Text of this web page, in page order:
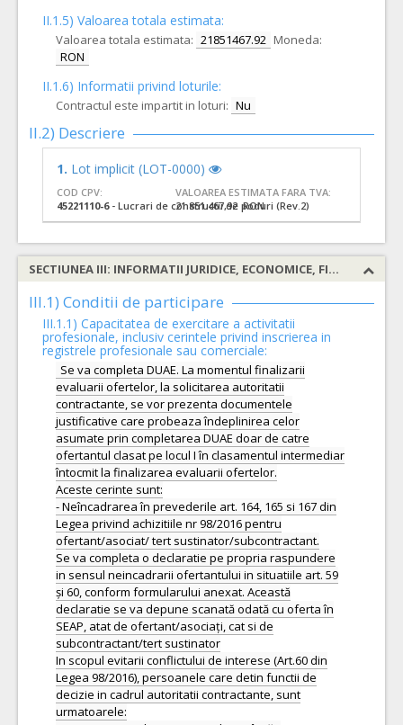
II.1.5) Valoarea totala estimata:
Valoarea totala estimata: 21851467.92 Moneda:
RON
II.1.6) Informatii privind loturile:
Contractul este impartit in loturi: Nu
II.2) Descriere
1. Lot implicit (LOT-0000)
COD CPV:
45221110-6- Lucrari de constructii de poduri (Rev.2)
VALOAREA ESTIMATA FARA TVA:
21.851.467,92 RON
SECTIUNEA III: INFORMATII JURIDICE, ECONOMICE, FINANCIARE SI TEHNICE
III.1) Conditii de participare
III.1.1) Capacitatea de exercitare a activitatii
profesionale, inclusiv cerintele privind inscrierea in
registrele profesionale sau comerciale:
Se va completa DUAE. La momentul finalizarii
evaluarii ofertelor, la solicitarea autoritatii
contractante, se vor prezenta documentele
justificative care probeaza îndeplinirea celor
asumate prin completarea DUAE doar de catre
ofertantul clasat pe locul I în clasamentul intermediar
întocmit la finalizarea evaluarii ofertelor.
Aceste cerinte sunt:
- Neîncadrarea în prevederile art. 164, 165 si 167 din
Legea privind achizitiile nr 98/2016 pentru
ofertant/asociat/ tert sustinator/subcontractant.
Se va completa o declaratie pe propria raspundere
in sensul neincadrarii ofertantului in situatiile art. 59
și 60, conform formularului anexat. Această
declaratie se va depune scanată odată cu oferta în
SEAP, atat de ofertant/asociați, cat si de
subcontractant/tert sustinator
In scopul evitarii conflictului de interese (Art.60 din
Legea 98/2016), persoanele care detin functii de
decizie in cadrul autoritatii contractante, sunt
urmatoarele: